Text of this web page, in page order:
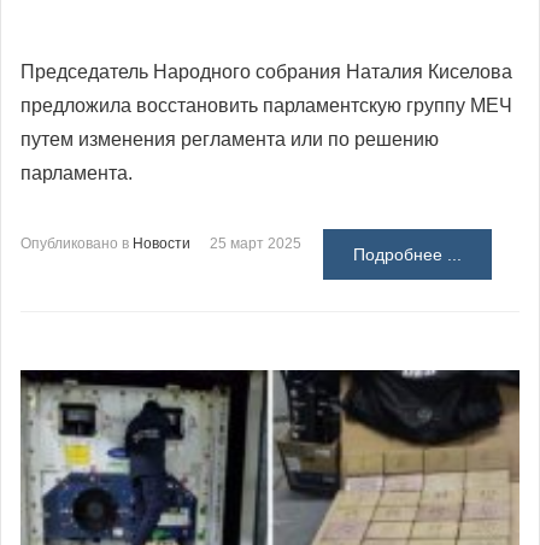
Председатель Народного собрания Наталия Киселова
предложила восстановить парламентскую группу МЕЧ
путем изменения регламента или по решению
парламента.
Опубликовано в Новости 25 март 2025
Подробнее ...